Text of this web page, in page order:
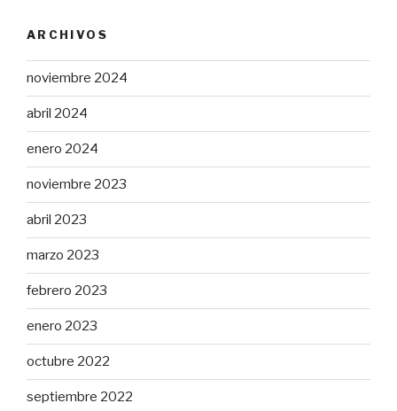
ARCHIVOS
noviembre 2024
abril 2024
enero 2024
noviembre 2023
abril 2023
marzo 2023
febrero 2023
enero 2023
octubre 2022
septiembre 2022